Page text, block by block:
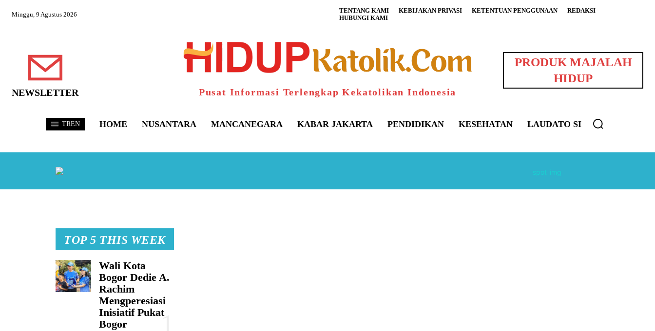
Minggu, 9 Agustus 2026 TENTANG KAMI KEBIJAKAN PRIVASI KETENTUAN PENGGUNAAN
REDAKSI
HUBUNGI KAMI
NEWSLETTER Pusat Informasi Terlengkap Kekatolikan Indonesia
PRODUK MAJALAH
HIDUP
TREN HOME NUSANTARA MANCANEGARA KABAR JAKARTA PENDIDIKAN KESEHATAN LAUDATO SI
TOP 5 THIS WEEK
Wali Kota
Bogor Dedie A.
Rachim
Mengperesiasi
Inisiatif Pukat
Bogor